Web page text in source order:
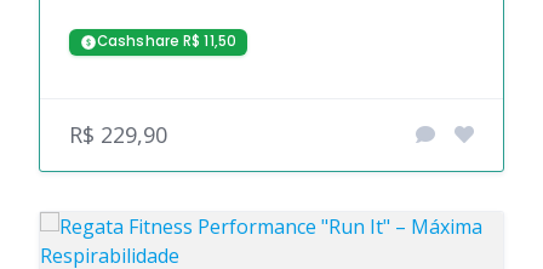
Cashshare R$ 11,50
R$ 229,90